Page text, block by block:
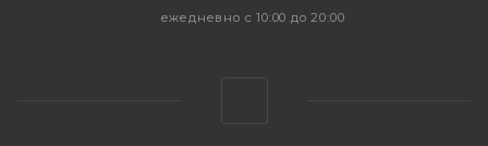
ежедневно с 10:00 до 20:00